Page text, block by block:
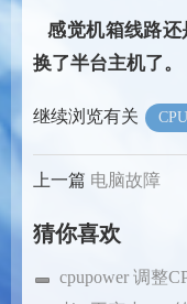
感觉机箱线路
换了半台主机了。
继续浏览有关 CPU
上一篇 电脑故障
猜你喜欢
cpupower 调整